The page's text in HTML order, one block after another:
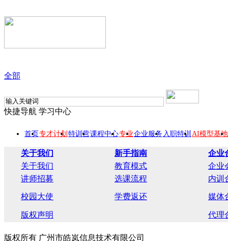
全部
快捷导航 学习中心
首页专才计划 特训营课程中心专业企业服务 入职特训 AI模型基地
关于我们 新手指南
企业
关于我们
教育模式
企业
讲师招募
选课流程 内训
校园大使 学费返还 媒体
版权声明 代理
版权所有 广州市皓岚信息技术有限公司